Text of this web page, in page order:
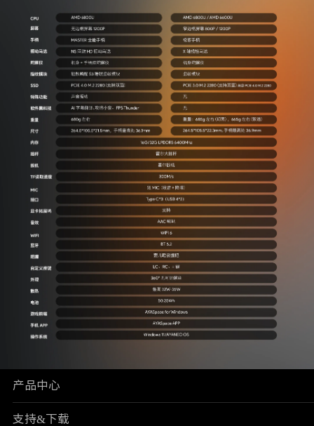
产品中心
支持&下载